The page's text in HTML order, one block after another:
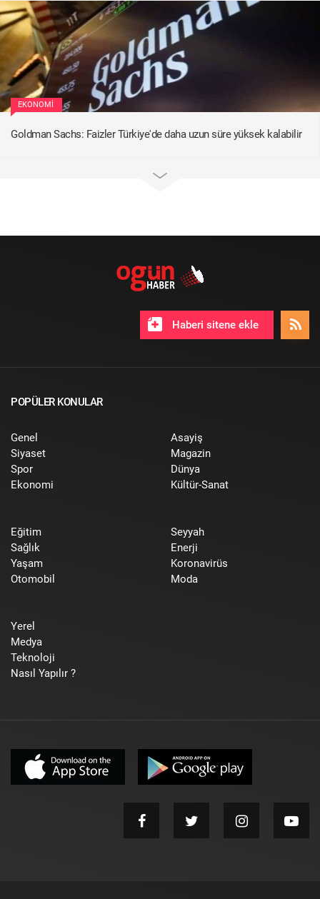
EKONOMI
Goldman Sachs: Faizler Türkiye'de daha uzun süre yüksek kalabilir
Haberi sitene ekle
POPÜLER KONULAR
Genel
Siyaset
Spor
Ekonomi
Asayiş
Magazin
Dünya
Kültür-Sanat
Eğitim
Sağlık
Yaşam
Otomobil
Seyyah
Enerji
Koronavirüs
Moda
Yerel
Medya
Teknoloji
Nasıl Yapılır ?